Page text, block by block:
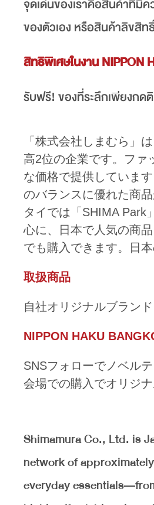
จุดเด่นของเราคือสินค้าที่มี
ของตัวเอง หรือสินค้าลิขสิ
สิทธิพิเศษในงาน NIPPON
รับฟรี! ของที่ระลึกเพียงกด
「株式会社しまむら」
高2位の企業です。ファ
な価格で提供していま
のバランスに優れた商品
タイでは「SHIMA Park
心に、日本で人気の商
でも購入できます。日
取扱商品
自社オリジナルブラン
NIPPON HAKU
SNSフォローでノベルテ
会場での購入でオリジ
Shimamura Co., Ltd. is
network of
everyday